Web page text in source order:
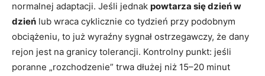
normalnej adaptacji. Jeśli jednak powtarza się dzień w
dzień lub wraca cyklicznie co tydzień przy podobnym
obciążeniu, to już wyraźny sygnał ostrzegawczy, że dany
rejon jest na granicy tolerancji. Kontrolny punkt: jeśli
poranne „rozchodzenie” trwa dłużej niż 15–20 minut